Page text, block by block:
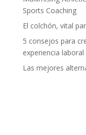
Sports Coaching
El colchón, vital
5 consejos para
experiencia laboral
Las mejores